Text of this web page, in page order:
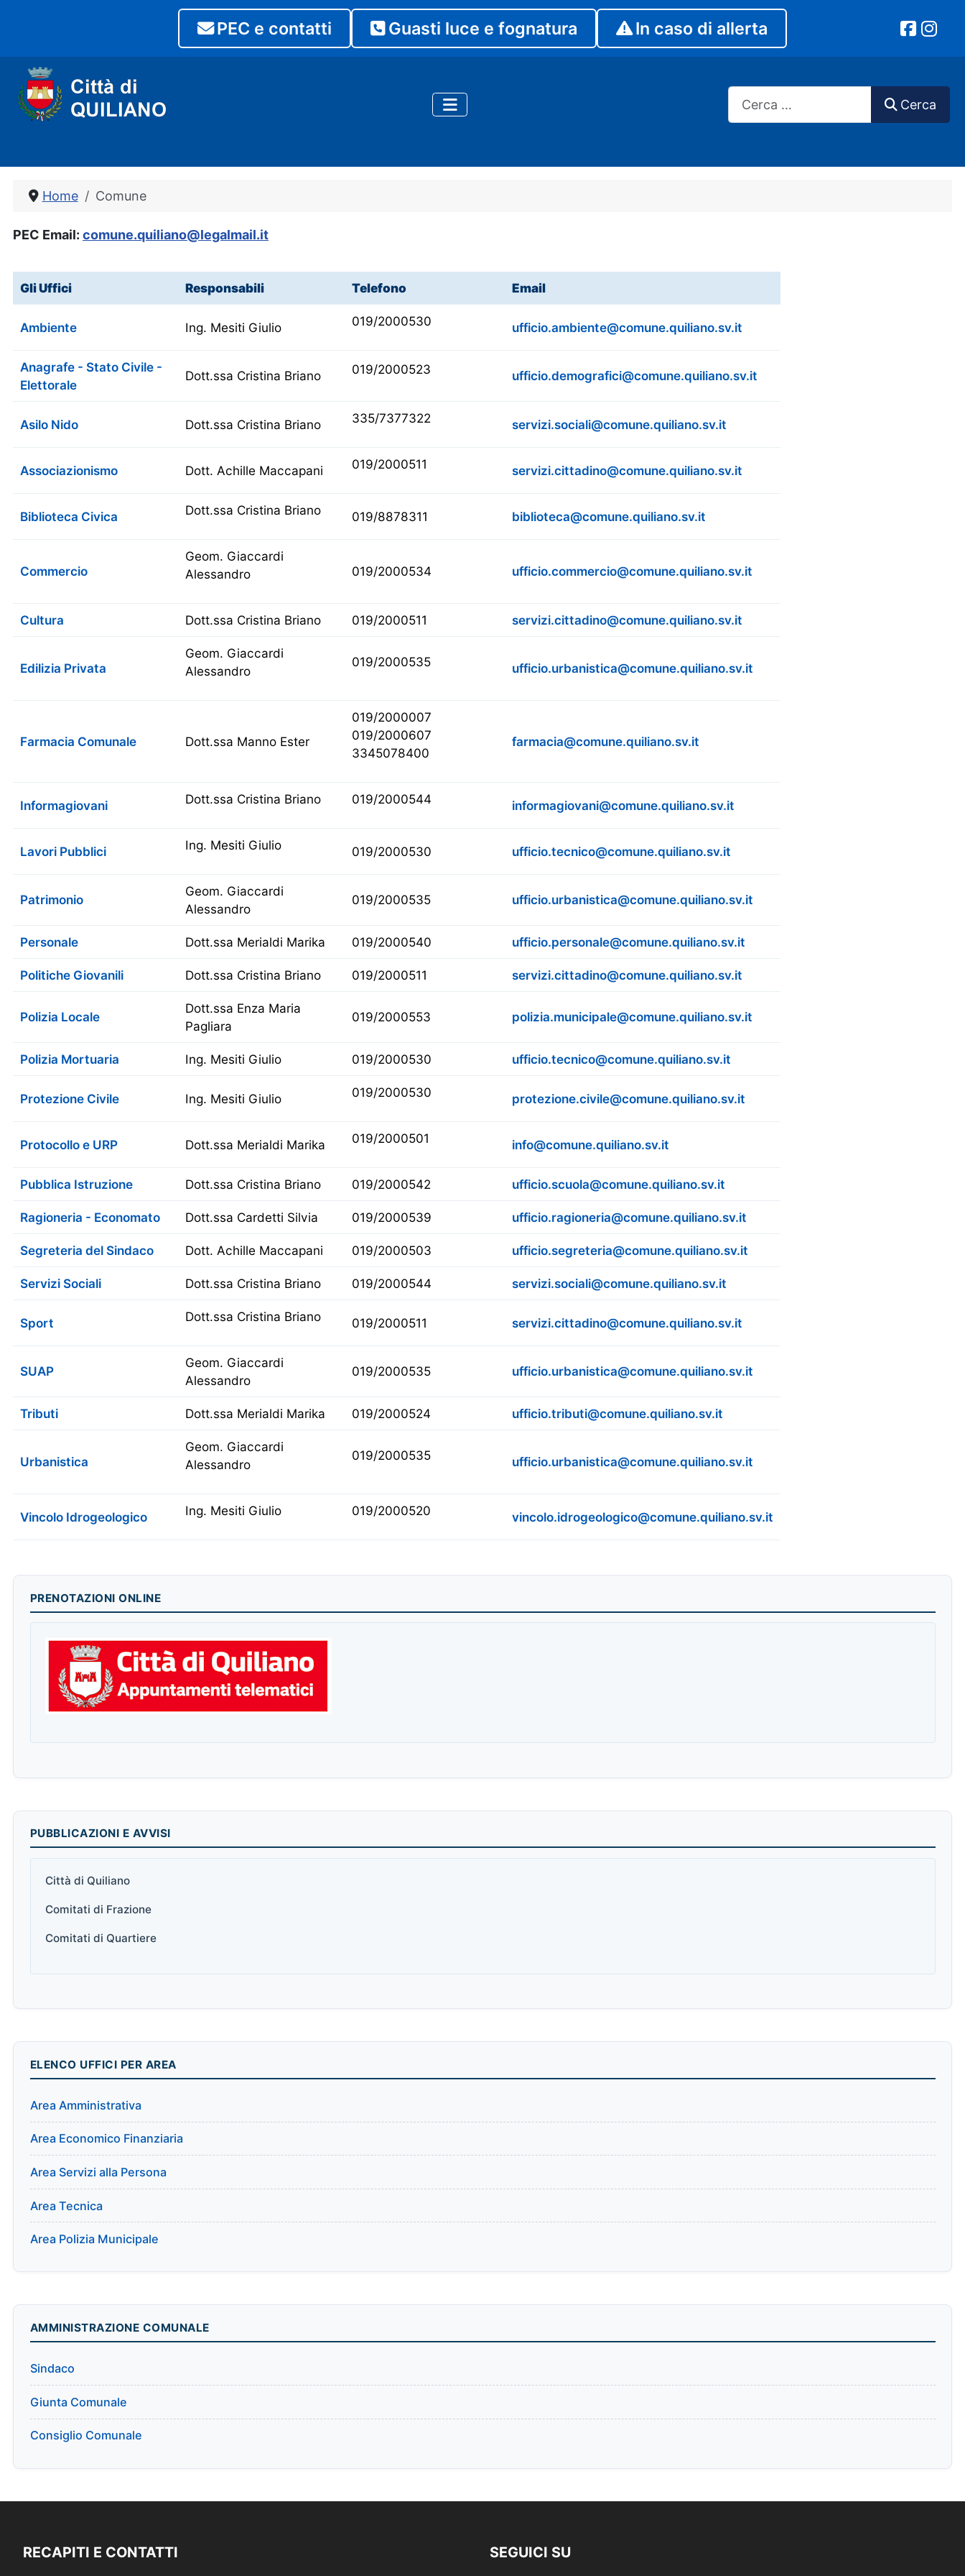
PEC e contatti Guasti luce e fognatura In caso di allerta
Cerca
Cerca
Home Comune
PEC Email: comune.quiliano@legalmail.it
Gli Uffici Responsabili Telefono Email
Ambiente Ing. Mesiti Giulio 019/2000530 ufficio.ambiente@comune.quiliano.sv.it
Anagrafe - Stato Civile -
Elettorale
Dott.ssa Cristina Briano 019/2000523 ufficio.demografici@comune.quiliano.sv.it
Asilo Nido Dott.ssa Cristina Briano 335/7377322 servizi.sociali@comune.quiliano.sv.it
Associazionismo Dott. Achille Maccapani 019/2000511 servizi.cittadino@comune.quiliano.sv.it
Biblioteca Civica Dott.ssa Cristina Briano 019/8878311 biblioteca@comune.quiliano.sv.it
Commercio
Geom. Giaccardi
Alessandro
019/2000534 ufficio.commercio@comune.quiliano.sv.it
Cultura Dott.ssa Cristina Briano 019/2000511 servizi.cittadino@comune.quiliano.sv.it
Edilizia Privata
Geom. Giaccardi
Alessandro
019/2000535 ufficio.urbanistica@comune.quiliano.sv.it
Farmacia Comunale Dott.ssa Manno Ester
019/2000007
019/2000607
3345078400
farmacia@comune.quiliano.sv.it
Informagiovani Dott.ssa Cristina Briano 019/2000544 informagiovani@comune.quiliano.sv.it
Lavori Pubblici Ing. Mesiti Giulio 019/2000530 ufficio.tecnico@comune.quiliano.sv.it
Patrimonio
Geom. Giaccardi
Alessandro
019/2000535 ufficio.urbanistica@comune.quiliano.sv.it
Personale Dott.ssa Merialdi Marika 019/2000540 ufficio.personale@comune.quiliano.sv.it
Politiche Giovanili Dott.ssa Cristina Briano 019/2000511 servizi.cittadino@comune.quiliano.sv.it
Polizia Locale
Dott.ssa Enza Maria
Pagliara
019/2000553 polizia.municipale@comune.quiliano.sv.it
Polizia Mortuaria Ing. Mesiti Giulio 019/2000530 ufficio.tecnico@comune.quiliano.sv.it
Protezione Civile Ing. Mesiti Giulio 019/2000530 protezione.civile@comune.quiliano.sv.it
Protocollo e URP Dott.ssa Merialdi Marika 019/2000501 info@comune.quiliano.sv.it
Pubblica Istruzione Dott.ssa Cristina Briano 019/2000542 ufficio.scuola@comune.quiliano.sv.it
Ragioneria - Economato Dott.ssa Cardetti Silvia 019/2000539 ufficio.ragioneria@comune.quiliano.sv.it
Segreteria del Sindaco Dott. Achille Maccapani 019/2000503 ufficio.segreteria@comune.quiliano.sv.it
Servizi Sociali Dott.ssa Cristina Briano 019/2000544 servizi.sociali@comune.quiliano.sv.it
Sport Dott.ssa Cristina Briano 019/2000511 servizi.cittadino@comune.quiliano.sv.it
SUAP
Geom. Giaccardi
Alessandro
019/2000535 ufficio.urbanistica@comune.quiliano.sv.it
Tributi Dott.ssa Merialdi Marika 019/2000524 ufficio.tributi@comune.quiliano.sv.it
Urbanistica
Geom. Giaccardi
Alessandro
019/2000535 ufficio.urbanistica@comune.quiliano.sv.it
Vincolo Idrogeologico Ing. Mesiti Giulio 019/2000520 vincolo.idrogeologico@comune.quiliano.sv.it
PRENOTAZIONI ONLINE
PUBBLICAZIONI E AVVISI
Città di Quiliano
Comitati di Frazione
Comitati di Quartiere
ELENCO UFFICI PER AREA
Area Amministrativa
Area Economico Finanziaria
Area Servizi alla Persona
Area Tecnica
Area Polizia Municipale
AMMINISTRAZIONE COMUNALE
Sindaco
Giunta Comunale
Consiglio Comunale
RECAPITI E CONTATTI SEGUICI SU